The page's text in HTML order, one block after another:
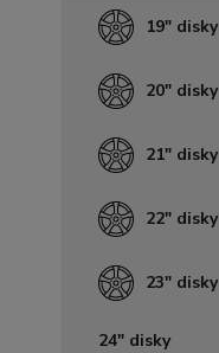
19" disky
20" disky
21" disky
22" disky
23" disky
24" disky